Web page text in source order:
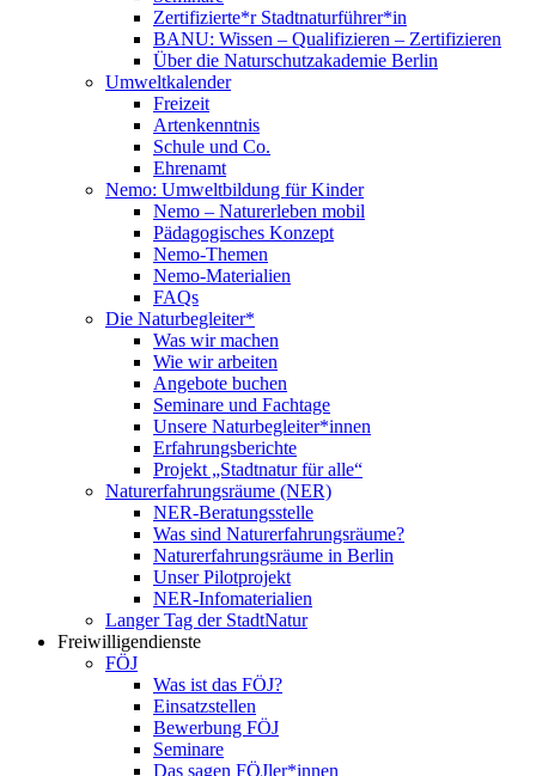
Zertifizierte*r Stadtnaturführer*in
BANU: Wissen – Qualifizieren – Zertifizieren
Über die Naturschutzakademie Berlin
Umweltkalender
Freizeit
Artenkenntnis
Schule und Co.
Ehrenamt
Nemo: Umweltbildung für Kinder
Nemo – Naturerleben mobil
Pädagogisches Konzept
Nemo-Themen
Nemo-Materialien
FAQs
Die Naturbegleiter*
Was wir machen
Wie wir arbeiten
Angebote buchen
Seminare und Fachtage
Unsere Naturbegleiter*innen
Erfahrungsberichte
Projekt „Stadtnatur für alle“
Naturerfahrungsräume (NER)
NER-Beratungsstelle
Was sind Naturerfahrungsräume?
Naturerfahrungsräume in Berlin
Unser Pilotprojekt
NER-Infomaterialien
Langer Tag der StadtNatur
Freiwilligendienste
FÖJ
Was ist das FÖJ?
Einsatzstellen
Bewerbung FÖJ
Seminare
Das sagen FÖJler*innen